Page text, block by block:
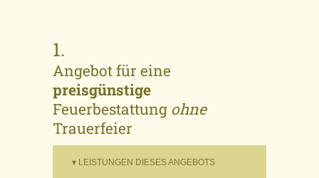
1.
Angebot für eine
preisgünstige
Feuerbestattung ohne
Trauerfeier
▾ LEISTUNGEN DIESES ANGEBOTS